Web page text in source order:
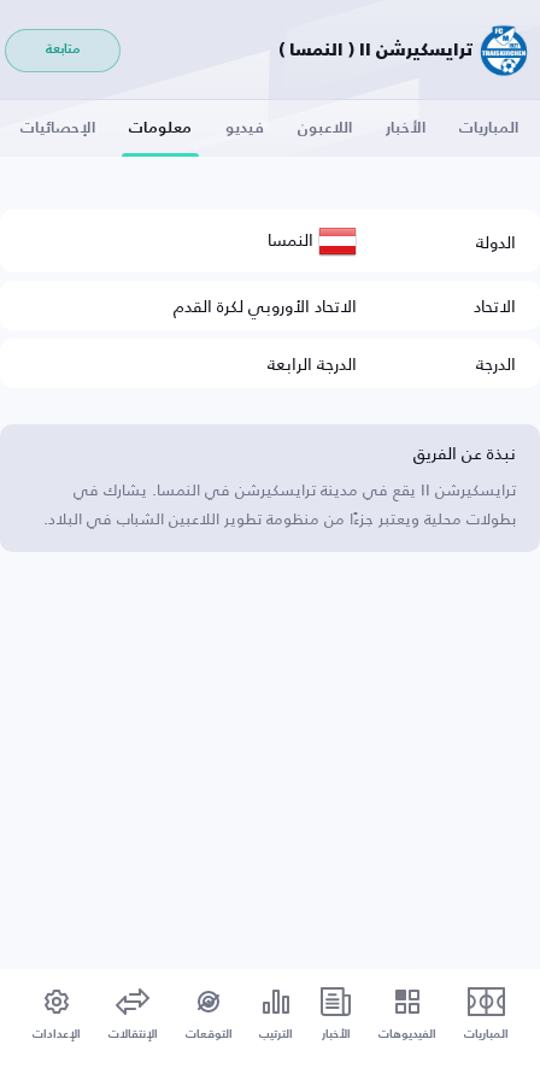
ترايسكيرشن II ( النمسا ) متابعة
المباريات الأخبار اللاعبون فيديو معلومات الإحصائيات
الدولة النمسا
الاتحاد
الاتحاد الأوروبي لكرة القدم
الدرجة
الدرجة الرابعة
نبذة عن الفريق
ترايسكيرشن II يقع في مدينة ترايسكيرشن في النمسا. يشارك في
بطولات محلية ويعتبر جزءًا من منظومة تطوير اللاعبين الشباب في البلاد.
المباريات الفيديوهات الأخبار الترتيب التوقعات الإنتقالات الإعدادات